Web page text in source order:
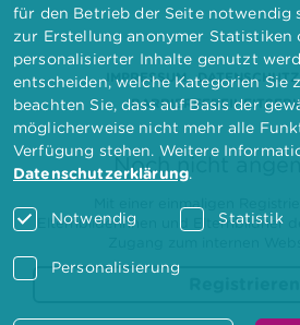
IMPRESSUM DATENSCHUTZ
Noch nicht
Elternbilderinnen und Elternbildner
für den Betrieb der Seite notwendig
zur Erstellung anonymer Statistiken
personalisierter Inhalte genutzt
entscheiden, welche Kategorien Sie
beachten Sie, dass auf Basis der
möglicherweise nicht mehr alle
Verfügung stehen. Weitere
Datenschutzerklärung.
Notwendig Statistik
Personalisierung